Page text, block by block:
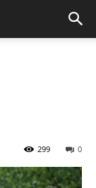
0
299